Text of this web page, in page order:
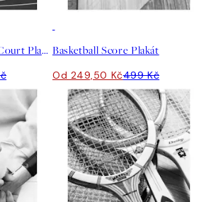
California Basketball Court Plakát Basketball Score Plakát
Od 249,50 Kč499 Kč